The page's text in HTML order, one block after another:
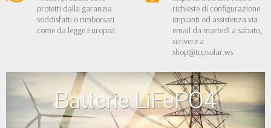
protetti dalla garanzia
soddisfatti o rimborsati
come da legge Europea
richieste di configurazione
impianti od assistenza via
email da martedì a sabato,
scrivere a
shop@topsolar.ws
Batterie LiFePO4